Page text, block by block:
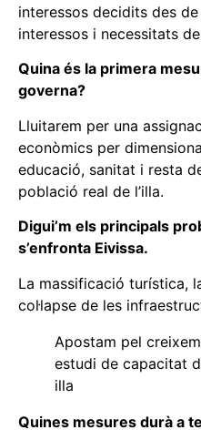
interessos decidits des
interessos i necessitats de
Quina és la primera
governa?
Lluitarem per una
econòmics per
educació, sanitat i resta
població real de l’illa.
Digui’m els principals
s’enfronta Eivissa.
La massificació turística,
col·lapse de les
Apostam pel
estudi de capacitat
illa
Quines mesures durà a